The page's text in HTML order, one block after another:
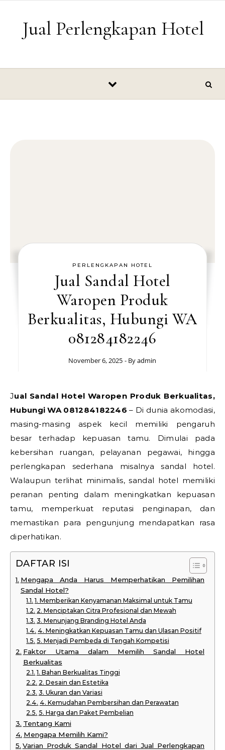
Jual Perlengkapan Hotel
PERLENGKAPAN HOTEL
Jual Sandal Hotel
Waropen Produk
Berkualitas, Hubungi WA
081284182246
November 6, 2025 - Byadmin
Jual Sandal Hotel Waropen Produk Berkualitas,
Hubungi WA 081284182246 – Di dunia akomodasi,
masing-masing aspek kecil memiliki pengaruh
besar terhadap kepuasan tamu. Dimulai pada
kebersihan ruangan, pelayanan pegawai, hingga
perlengkapan sederhana misalnya sandal hotel.
Walaupun terlihat minimalis, sandal hotel memiliki
peranan penting dalam meningkatkan kepuasan
tamu, memperkuat reputasi penginapan, dan
memastikan para pengunjung mendapatkan rasa
diperhatikan.
DAFTAR ISI
Mengapa Anda Harus Memperhatikan Pemilihan
Sandal Hotel?
1. Memberikan Kenyamanan Maksimal untuk Tamu
2. Menciptakan Citra Profesional dan Mewah
3. Menunjang Branding Hotel Anda
4. Meningkatkan Kepuasan Tamu dan Ulasan Positif
5. Menjadi Pembeda di Tengah Kompetisi
Faktor Utama dalam Memilih Sandal Hotel
Berkualitas
1. Bahan Berkualitas Tinggi
2. Desain dan Estetika
3. Ukuran dan Variasi
4. Kemudahan Pembersihan dan Perawatan
5. Harga dan Paket Pembelian
Tentang Kami
Mengapa Memilih Kami?
Varian Produk Sandal Hotel dari Jual Perlengkapan